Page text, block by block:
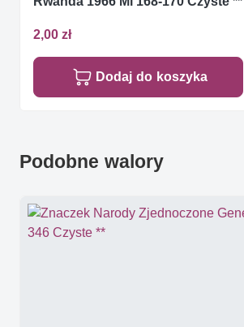
2,00 zł
Dodaj do koszyka
Podobne walory